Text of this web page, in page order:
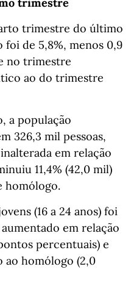
trimestre do último
foi de 5,8%, menos 0,9
no trimestre
ao do trimestre
a população
326,3 mil pessoas,
em relação
11,4% (42,0 mil)
homólogo.
(16 a 24 anos) foi
em relação
percentuais) e
ao homólogo (2,0